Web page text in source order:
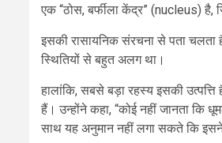
एक “ठोस, बर्फीला केंद्र” (nucleus) है,
इसकी रासायनिक संरचना से पता चलता
स्थितियों से बहुत अलग था।
हालांकि, सबसे बड़ा रहस्य इसकी
हैं। उन्होंने कहा, “कोई नहीं जानता
साथ यह अनुमान नहीं लगा सकते कि